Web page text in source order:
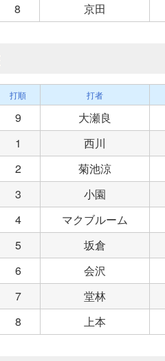
8 京田
打順 打者
9
大瀬良
1
西川
2
菊池涼
3
小園
4
マクブルーム
5
坂倉
6
会沢
7
堂林
8 上本